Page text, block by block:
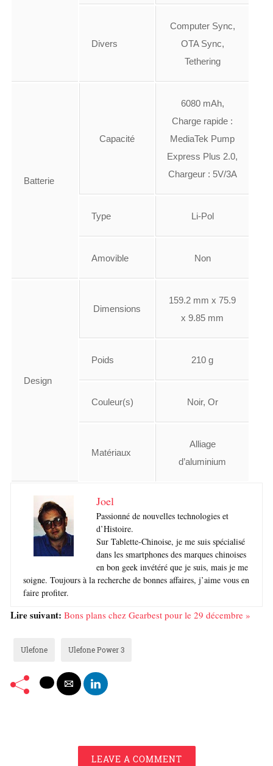
Divers
Computer Sync,
OTA Sync,
Tethering
Batterie
Capacité
6080 mAh,
Charge rapide :
MediaTek Pump
Express Plus 2.0,
Chargeur : 5V/3A
Type Li-Pol
Amovible Non
Design
Dimensions
159.2 mm x 75.9
x 9.85 mm
Poids 210 g
Couleur(s) Noir, Or
Matériaux
Alliage
d’aluminium
Joel
Passionné de nouvelles technologies et
d’Histoire.
Sur Tablette-Chinoise, je me suis spécialisé
dans les smartphones des marques chinoises
en bon geek invétéré que je suis, mais je me
soigne. Toujours à la recherche de bonnes affaires, j’aime vous en
faire profiter.
Lire suivant: Bons plans chez Gearbest pour le 29 décembre »
Ulefone Ulefone Power 3
LEAVE A COMMENT